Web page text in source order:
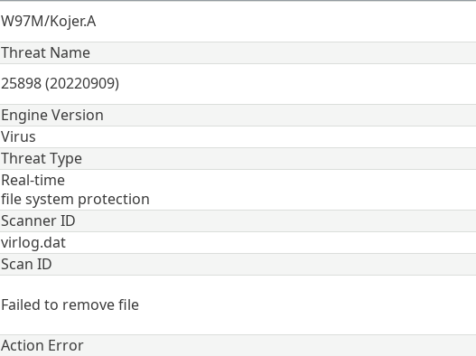
W97M/Kojer.A
Threat Name
25898 (20220909)
Engine Version
Virus
Threat Type
Real-time
file system protection
Scanner ID
virlog.dat
Scan ID
Failed to remove file
Action Error